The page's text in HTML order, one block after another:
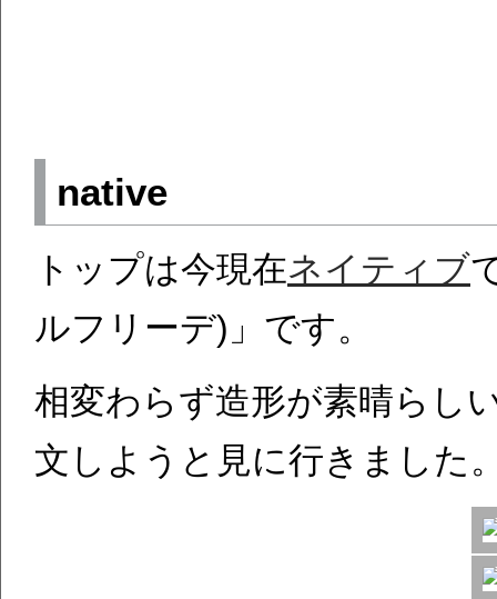
native
トップは今現在ネイティブ
ルフリーデ)」です。
相変わらず造形が素晴らし
文しようと見に行きました